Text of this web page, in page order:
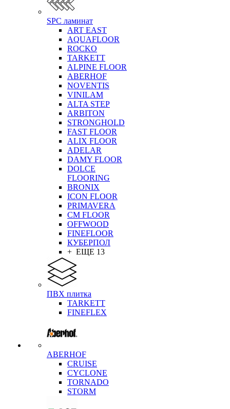
SPC ламинат
ART EAST
AQUAFLOOR
ROCKO
TARKETT
ALPINE FLOOR
ABERHOF
NOVENTIS
VINILAM
ALTA STEP
ARBITON
STRONGHOLD
FAST FLOOR
ALIX FLOOR
ADELAR
DAMY FLOOR
DOLCE
FLOORING
BRONIX
ICON FLOOR
PRIMAVERA
CM FLOOR
OFFWOOD
FINEFLOOR
КУБЕРПОЛ
+ ЕЩЕ 13
ПВХ плитка
TARKETT
FINEFLEX
ABERHOF
CRUISE
CYCLONE
TORNADO
STORM